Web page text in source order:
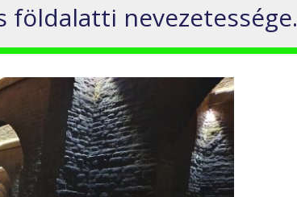
földalatti nevezetessége.